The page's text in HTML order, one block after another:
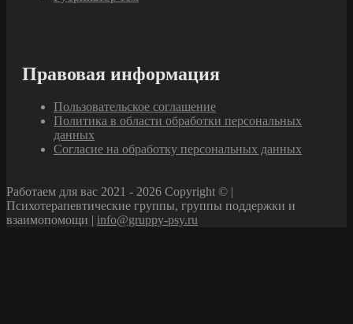
Правовая информация
Пользовательское соглашение
Политика в области обработки персональных
данных
Согласие на обработку персональных данных
Работаем для вас 2021 - 2026 Copyright © |
Психотерапевтические группы, группы поддержки и
взаимопомощи | info@gruppy-psy.ru